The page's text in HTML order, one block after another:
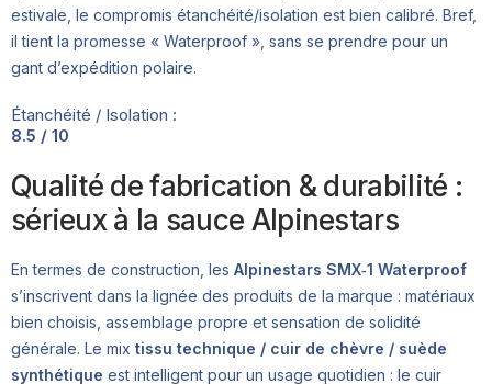
estivale, le compromis étanchéité/isolation est bien calibré. Bref,
il tient la promesse « Waterproof », sans se prendre pour un
gant d’expédition polaire.
Étanchéité / Isolation :
8.5 / 10
Qualité de fabrication & durabilité :
sérieux à la sauce Alpinestars
En termes de construction, les Alpinestars SMX‑1 Waterproof
s’inscrivent dans la lignée des produits de la marque : matériaux
bien choisis, assemblage propre et sensation de solidité
générale. Le mix tissu technique / cuir de chèvre / suède
synthétique est intelligent pour un usage quotidien : le cuir